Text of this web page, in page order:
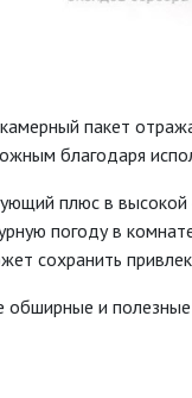
пакет
благодаря
плюс в высокой
погоду в
сохранить
обширные и